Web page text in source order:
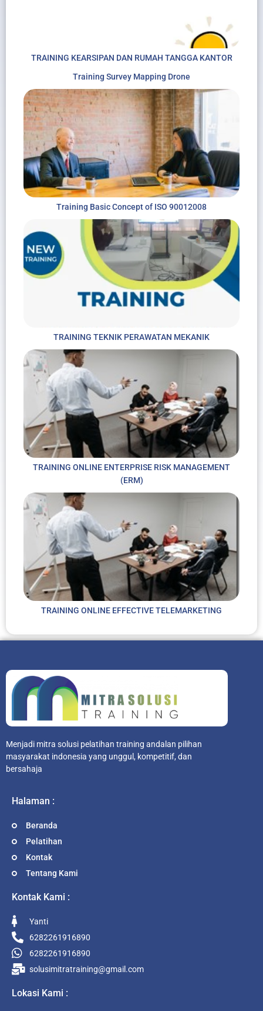
TRAINING KEARSIPAN DAN RUMAH TANGGA KANTOR
Training Survey Mapping Drone
Training Basic Concept of ISO 90012008
TRAINING TEKNIK PERAWATAN MEKANIK
TRAINING ONLINE ENTERPRISE RISK MANAGEMENT
(ERM)
TRAINING ONLINE EFFECTIVE TELEMARKETING
Menjadi mitra solusi pelatihan training andalan pilihan
masyarakat indonesia yang unggul, kompetitif, dan
bersahaja
Halaman :
Beranda
Pelatihan
Kontak
Tentang Kami
Kontak Kami :
Yanti
6282261916890
6282261916890
solusimitratraining@gmail.com
Lokasi Kami :